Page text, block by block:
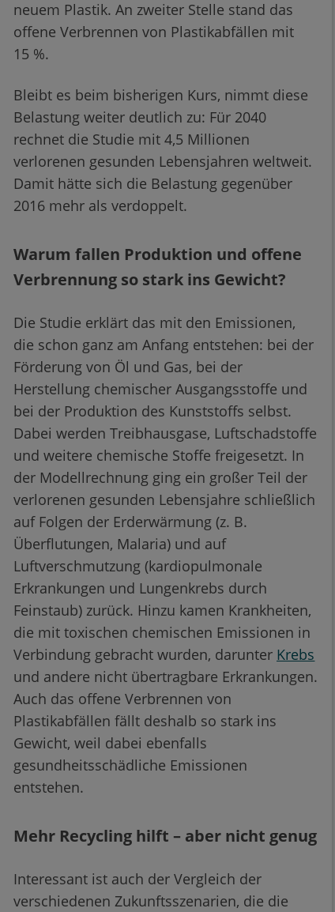
neuem Plastik. An zweiter Stelle stand das
offene Verbrennen von Plastikabfällen mit
15 %.
Bleibt es beim bisherigen Kurs, nimmt diese
Belastung weiter deutlich zu: Für 2040
rechnet die Studie mit 4,5 Millionen
verlorenen gesunden Lebensjahren weltweit.
Damit hätte sich die Belastung gegenüber
2016 mehr als verdoppelt.
Warum fallen Produktion und offene
Verbrennung so stark ins Gewicht?
Die Studie erklärt das mit den Emissionen,
die schon ganz am Anfang entstehen: bei der
Förderung von Öl und Gas, bei der
Herstellung chemischer Ausgangsstoffe und
bei der Produktion des Kunststoffs selbst.
Dabei werden Treibhausgase, Luftschadstoffe
und weitere chemische Stoffe freigesetzt. In
der Modellrechnung ging ein großer Teil der
verlorenen gesunden Lebensjahre schließlich
auf Folgen der Erderwärmung (z. B.
Überflutungen, Malaria) und auf
Luftverschmutzung (kardiopulmonale
Erkrankungen und Lungenkrebs durch
Feinstaub) zurück. Hinzu kamen Krankheiten,
die mit toxischen chemischen Emissionen in
Verbindung gebracht wurden, darunter Krebs
und andere nicht übertragbare Erkrankungen.
Auch das offene Verbrennen von
Plastikabfällen fällt deshalb so stark ins
Gewicht, weil dabei ebenfalls
gesundheitsschädliche Emissionen
entstehen.
Mehr Recycling hilft – aber nicht genug
Interessant ist auch der Vergleich der
verschiedenen Zukunftsszenarien, die die